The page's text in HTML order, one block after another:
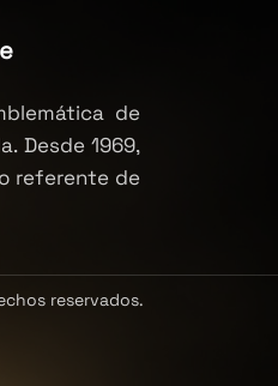
de
Desde 1969,
referente de
reservados.